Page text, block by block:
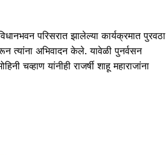
परिसरात झालेल्या कार्यक्रमात पुरवठा
त्यांना अभिवादन केले. यावेळी पुनर्वसन
चव्हाण यांनीही राजर्षी शाह ू महाराजांना